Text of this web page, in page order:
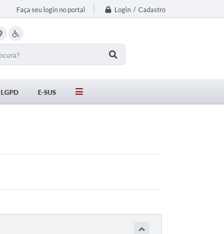
Faça seu login no portal Login / Cadastro
LGPD E-SUS